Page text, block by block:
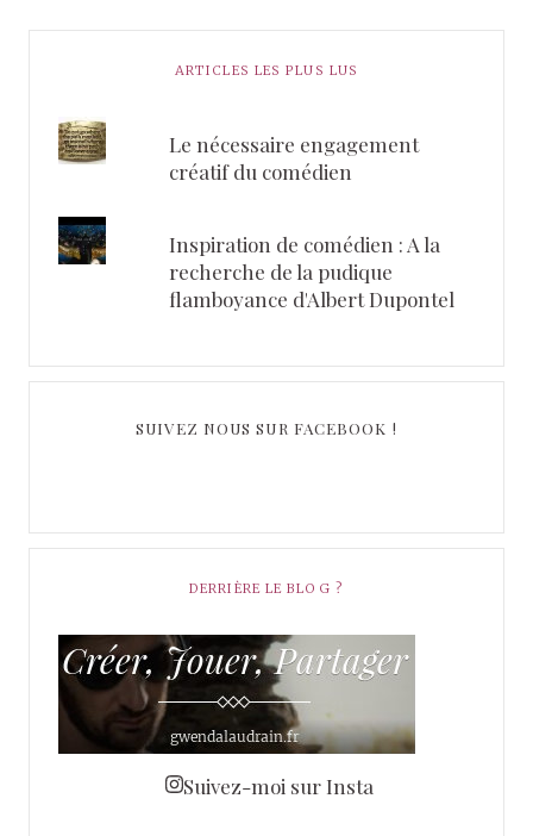
ARTICLES LES PLUS LUS
Le nécessaire engagement
créatif du comédien
Inspiration de comédien : A la
recherche de la pudique
flamboyance d'Albert Dupontel
SUIVEZ NOUS SUR FACEBOOK !
DERRIÈRE LE BLOG ?
Suivez-moi sur Insta